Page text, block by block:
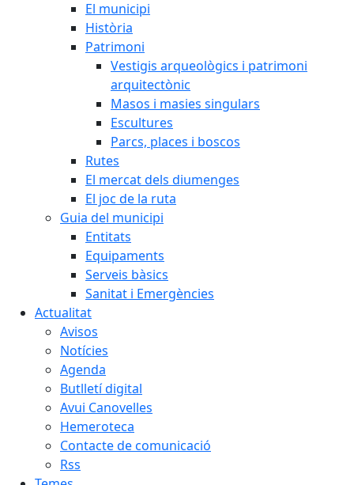
El municipi
Història
Patrimoni
Vestigis arqueològics i patrimoni
arquitectònic
Masos i masies singulars
Escultures
Parcs, places i boscos
Rutes
El mercat dels diumenges
El joc de la ruta
Guia del municipi
Entitats
Equipaments
Serveis bàsics
Sanitat i Emergències
Actualitat
Avisos
Notícies
Agenda
Butlletí digital
Avui Canovelles
Hemeroteca
Contacte de comunicació
Rss